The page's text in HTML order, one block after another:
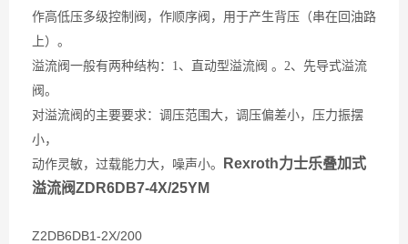
作高低压多级控制阀，作顺序阀，用于产生背压（串在回油路
上）。
溢流阀一般有两种结构：1、直动型溢流阀 。2、先导式溢流
阀。
对溢流阀的主要要求：调压范围大，调压偏差小，压力振摆
小，
动作灵敏，过载能力大，噪声小。
Rexroth力士乐叠加式
溢流阀ZDR6DB7-4X/25YM
Z2DB6DB1-2X/200